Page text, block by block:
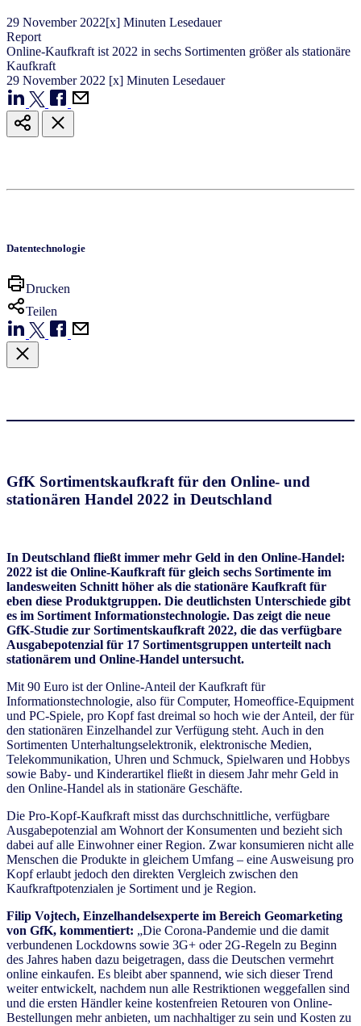
29 November 2022[x] Minuten Lesedauer
Report
Online-Kaufkraft ist 2022 in sechs Sortimenten größer als stationäre
Kaufkraft
29 November 2022 [x] Minuten Lesedauer
Datentechnologie
Drucken
Teilen
GfK Sortimentskaufkraft für den Online- und
stationären Handel 2022 in Deutschland
In Deutschland fließt immer mehr Geld in den Online-Handel:
2022 ist die Online-Kaufkraft für gleich sechs Sortimente im
landesweiten Schnitt höher als die stationäre Kaufkraft für
eben diese Produktgruppen. Die deutlichsten Unterschiede gibt
es im Sortiment Informationstechnologie. Das zeigt die neue
GfK-Studie zur Sortimentskaufkraft 2022, die das verfügbare
Ausgabepotenzial für 17 Sortimentsgruppen unterteilt nach
stationärem und Online-Handel untersucht.
Mit 90 Euro ist der Online-Anteil der Kaufkraft für
Informationstechnologie, also für Computer, Homeoffice-Equipment
und PC-Spiele, pro Kopf fast dreimal so hoch wie der Anteil, der für
den stationären Einzelhandel zur Verfügung steht. Auch in den
Sortimenten Unterhaltungselektronik, elektronische Medien,
Telekommunikation, Uhren und Schmuck, Spielwaren und Hobbys
sowie Baby- und Kinderartikel fließt in diesem Jahr mehr Geld in
den Online-Handel als in stationäre Geschäfte.
Die Pro-Kopf-Kaufkraft misst das durchschnittliche, verfügbare
Ausgabepotenzial am Wohnort der Konsumenten und bezieht sich
dabei auf alle Einwohner einer Region. Zwar konsumieren nicht alle
Menschen die Produkte in gleichem Umfang – eine Ausweisung pro
Kopf erlaubt jedoch den direkten Vergleich zwischen den
Kaufkraftpotenzialen je Sortiment und je Region.
Filip Vojtech, Einzelhandelsexperte im Bereich Geomarketing
von GfK, kommentiert: „Die Corona-Pandemie und die damit
verbundenen Lockdowns sowie 3G+ oder 2G-Regeln zu Beginn
des Jahres haben dazu beigetragen, dass die Deutschen vermehrt
online einkaufen. Es bleibt aber spannend, wie sich dieser Trend
weiter entwickelt, nachdem nun alle Restriktionen weggefallen sind
und die ersten Händler keine kostenfreien Retouren von Online-
Bestellungen mehr anbieten, um nachhaltiger zu sein und Kosten zu